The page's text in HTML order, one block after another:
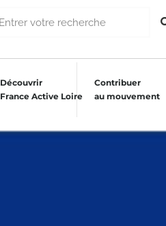
Découvrir
France Active Loire
Contribuer
au mouvement